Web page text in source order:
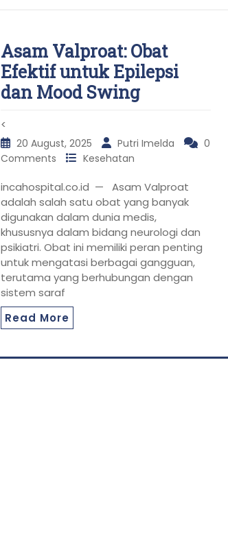
Asam Valproat: Obat
Efektif untuk Epilepsi
dan Mood Swing
<
20 August, 2025 Putri Imelda
0
Comments
Kesehatan
incahospital.co.id — Asam Valproat
adalah salah satu obat yang banyak
digunakan dalam dunia medis,
khususnya dalam bidang neurologi dan
psikiatri. Obat ini memiliki peran penting
untuk mengatasi berbagai gangguan,
terutama yang berhubungan dengan
sistem saraf
Read More